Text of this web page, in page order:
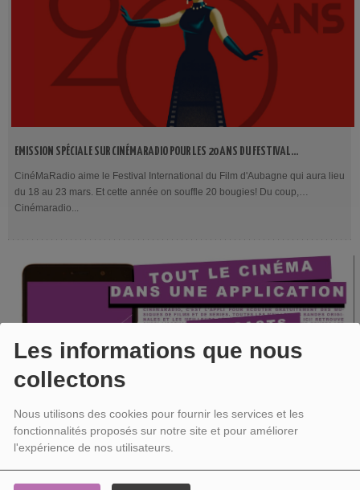
Les informations que nous
collectons
Nous utilisons des cookies pour fournir les services et les
fonctionnalités proposés sur notre site et pour améliorer
l'expérience de nos utilisateurs.
EMISSION SPÉCIALE SUR CINÉMARADIO POUR LES 20 ANS DU FESTIVAL
INTERNATIONAL DU FILM D'AUBAGNE
CinéMaRadio aime le Festival International du Film d'Aubagne qui aura lieu
du 18 au 23 mars. Et cette année on souffle 20 bougies! Du coup,
Cinémaradio...